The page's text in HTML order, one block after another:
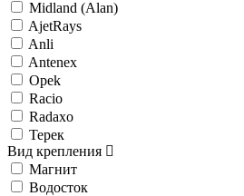
Midland (Alan)
AjetRays
Anli
Antenex
Opek
Racio
Radaxo
Терек
Вид крепления
Магнит
Водосток